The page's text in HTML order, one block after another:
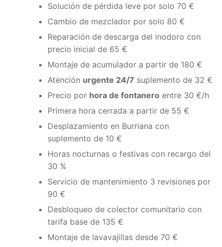
Solución de pérdida leve por solo 70 €
Cambio de mezclador por solo 80 €
Reparación de descarga del inodoro con
precio inicial de 65 €
Montaje de acumulador a partir de 180 €
Atención urgente 24/7 suplemento de 32 €
Precio por hora de fontanero entre 30 €/h
Primera hora cerrada a partir de 55 €
Desplazamiento en Burriana con
suplemento de 10 €
Horas nocturnas o festivas con recargo del
30 %
Servicio de mantenimiento 3 revisiones por
90 €
Desbloqueo de colector comunitario con
tarifa base de 135 €
Montaje de lavavajillas desde 70 €